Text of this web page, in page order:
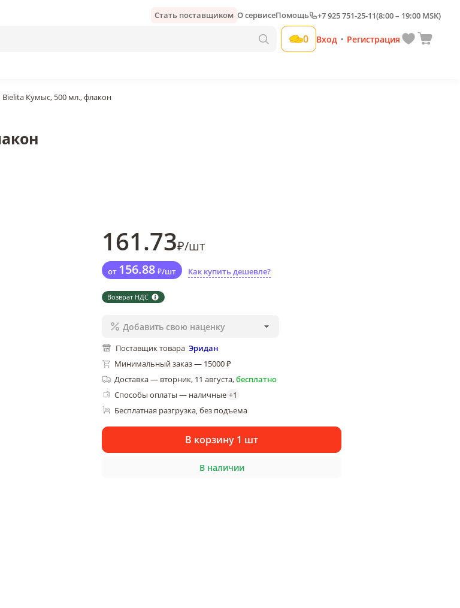
Стать поставщиком О сервисеПомощь +7 925 751-25-11(8:00 – 19:00 MSK)
0 Вход • Регистрация
Кумыс, 500 мл., флакон
Добавить свою наценку
161.73₽/шт
от 156.88 ₽/шт Как купить дешевле?
Возврат НДС
Добавить свою наценку
Поставщик товара Эридан
Минимальный заказ — 15000 ₽
Доставка— вторник, 11 августа,бесплатно
Способы оплаты — наличные +1
Бесплатная разгрузка, без подъема
В корзину 1 шт
В наличии